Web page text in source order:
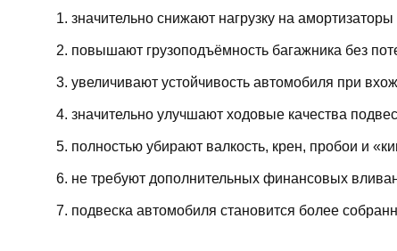
значительно снижают нагрузку на
повышают грузоподъёмность багажника без
увеличивают устойчивость автомобиля при
значительно улучшают ходовые качества
полностью убирают валкость, крен, пробои и
не требуют дополнительных финансовых
подвеска автомобиля становится более